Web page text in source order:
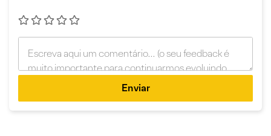
Enviar